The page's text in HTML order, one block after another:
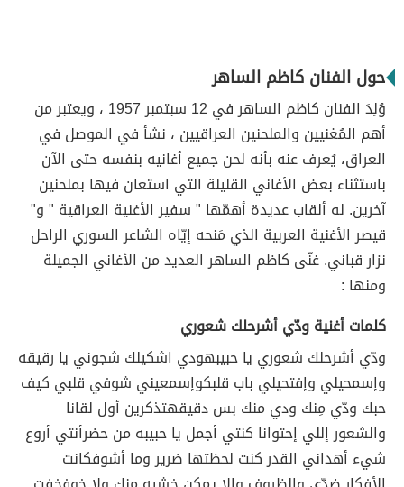
حول الفنان كاظم الساهر
وُلِدَ الفنان كاظم الساهر في 12 سبتمبر 1957 ، ويعتبر من
أهم المُغنيين والملحنين العراقيين ، نشأ في الموصل في
العراق، يُعرف عنه بأنه لحن جميع أغانيه بنفسه حتى الآن
باستثناء بعض الأغاني القليلة التي استعان فيها بملحنين
آخرين. له ألقاب عديدة أهمّها " سفير الأغنية العراقية " و"
قيصر الأغنية العربية الذي مَنحه إيّاه الشاعر السوري الراحل
نزار قباني. غنّى كاظم الساهر العديد من الأغاني الجميلة
ومنها :
كلمات أغنية ودّي أشرحلك شعوري
ودّي أشرحلك شعوري يا حبيبهودي اشكيلك شجوني يا رقيقه
وإسمحيلي وإفتحيلي باب قلبكوإسمعيني شوفي قلبي كيف
حبك ودّي مِنك ودي منك بس دقيقهتذكرين أول لقانا
والشعور إللي إحتوانا كنتي أجمل يا حبيبه من حضرأنتي أروع
شيء أهداني القدر كنت لحظتها ضرير وما أشوفكانت